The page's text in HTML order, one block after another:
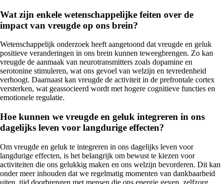
Wat zijn enkele wetenschappelijke feiten over de
impact van vreugde op ons brein?
Wetenschappelijk onderzoek heeft aangetoond dat vreugde en geluk
positieve veranderingen in ons brein kunnen teweegbrengen. Zo kan
vreugde de aanmaak van neurotransmitters zoals dopamine en
serotonine stimuleren, wat ons gevoel van welzijn en tevredenheid
verhoogt. Daarnaast kan vreugde de activiteit in de prefrontale cortex
versterken, wat geassocieerd wordt met hogere cognitieve functies en
emotionele regulatie.
Hoe kunnen we vreugde en geluk integreren in ons
dagelijks leven voor langdurige effecten?
Om vreugde en geluk te integreren in ons dagelijks leven voor
langdurige effecten, is het belangrijk om bewust te kiezen voor
activiteiten die ons gelukkig maken en ons welzijn bevorderen. Dit kan
onder meer inhouden dat we regelmatig momenten van dankbaarheid
uiten, tijd doorbrengen met mensen die ons energie geven, zelfzorg